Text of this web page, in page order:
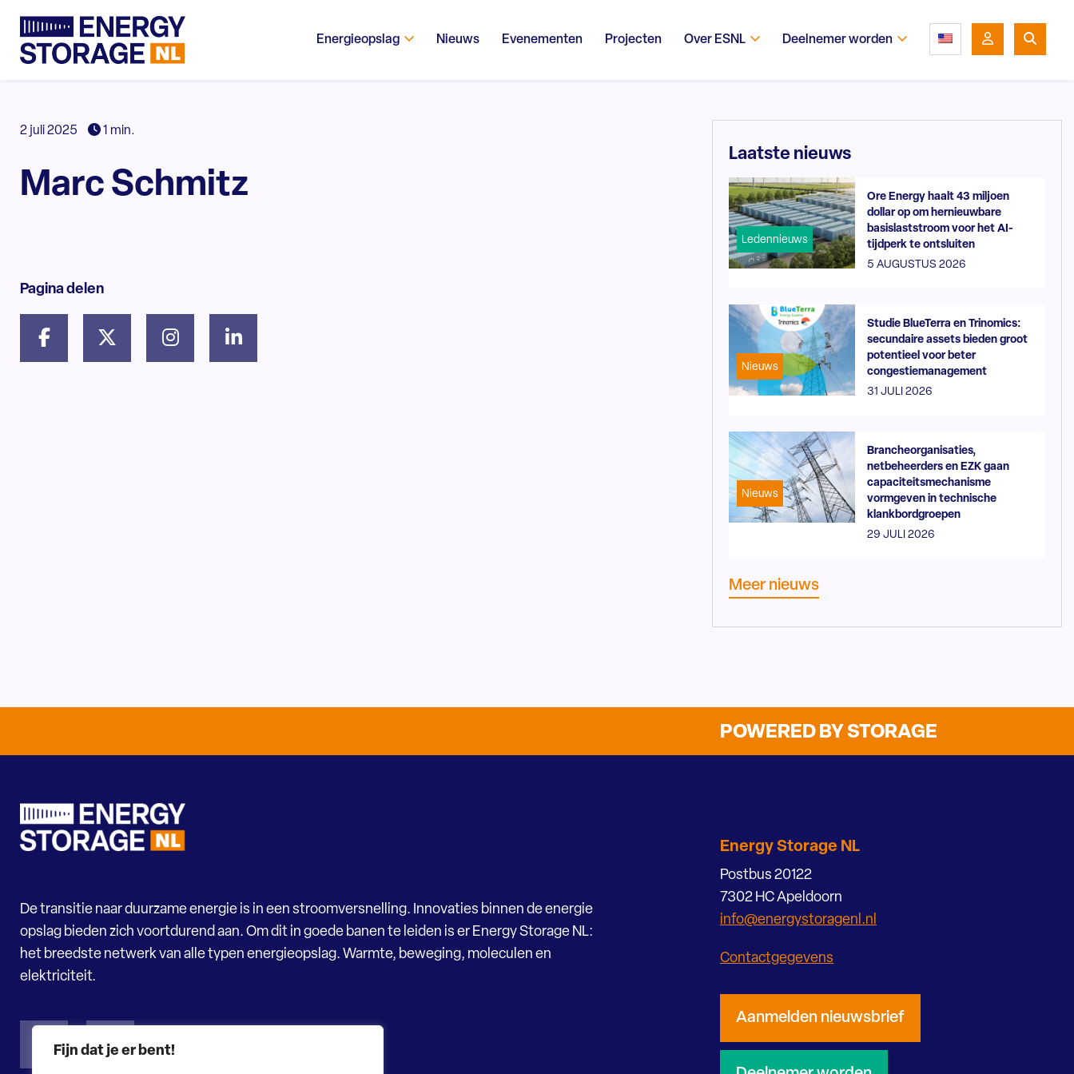
Fijn dat je er bent!
Energieopslag Nieuws Evenementen Projecten Over ESNL Deelnemer worden
2 juli 2025 1 min.
Marc Schmitz
Pagina delen
Laatste nieuws
Ledennieuws
Ore Energy haalt 43 miljoen
dollar op om hernieuwbare
basislaststroom voor het AI-
tijdperk te ontsluiten
5 AUGUSTUS 2026
Nieuws
Studie BlueTerra en Trinomics:
secundaire assets bieden groot
potentieel voor beter
congestiemanagement
31 JULI 2026
Nieuws
Brancheorganisaties,
netbeheerders en EZK gaan
capaciteitsmechanisme
vormgeven in technische
klankbordgroepen
29 JULI 2026
Meer nieuws
POWERED BY STORAGE
De transitie naar duurzame energie is in een stroomversnelling. Innovaties binnen de energie
opslag bieden zich voortdurend aan. Om dit in goede banen te leiden is er Energy Storage NL:
het breedste netwerk van alle typen energieopslag. Warmte, beweging, moleculen en
elektriciteit.
Energy Storage NL
Postbus 20122
7302 HC Apeldoorn
info@energystoragenl.nl
Contactgegevens
Aanmelden nieuwsbrief